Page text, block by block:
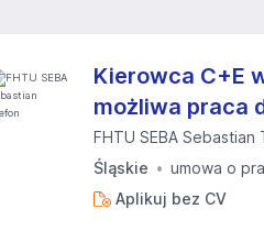
Kierowca C+E
możliwa praca
FHTU SEBA Sebastian
Śląskie
umowa o
Aplikuj bez CV